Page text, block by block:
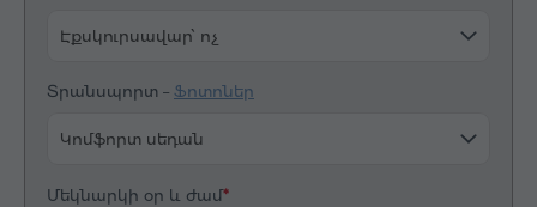
Էքսկուրսավար՝ ոչ
Տրանսպորտ – Ֆոտոներ
Կոմֆորտ սեդան
Մեկնարկի օր և ժամ